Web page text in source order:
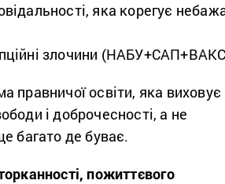
яка корегує
злочини
правничої освіти, яка виховує
і доброчесності, а не
багато де буває.
пожиттєвого